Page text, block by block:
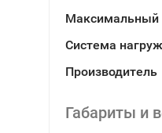
Максимальный
Система
Производитель
Габариты и